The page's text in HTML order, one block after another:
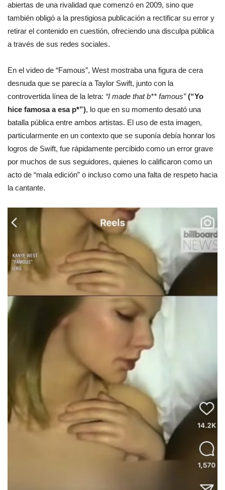
abiertas de una rivalidad que comenzó en 2009, sino que
también obligó a la prestigiosa publicación a rectificar su error y
retirar el contenido en cuestión, ofreciendo una disculpa pública
a través de sus redes sociales.
En el video de “Famous”, West mostraba una figura de cera
desnuda que se parecía a Taylor Swift, junto con la
controvertida línea de la letra: “I made that b** famous” (“Yo
hice famosa a esa p*”), lo que en su momento desató una
batalla pública entre ambos artistas. El uso de esta imagen,
particularmente en un contexto que se suponía debía honrar los
logros de Swift, fue rápidamente percibido como un error grave
por muchos de sus seguidores, quienes lo calificaron como un
acto de “mala edición” o incluso como una falta de respeto hacia
la cantante.